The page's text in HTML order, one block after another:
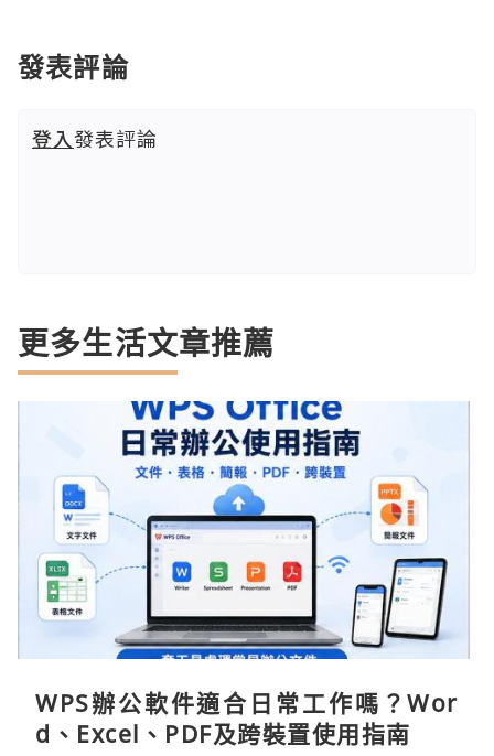
發表評論
登入發表評論
更多生活文章推薦
WPS辦公軟件適合日常工作嗎？Wor
d、Excel、PDF及跨裝置使用指南